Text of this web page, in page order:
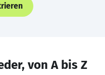
von A bis Z